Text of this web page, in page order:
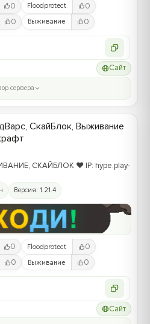
0 Floodprotect 0
0 Выживание 0
Сайт
сервера
СкайБлок, Выживание
СКАЙБЛОК ❤️ IP: hype.play-
Версия: 1.21.4
0 Floodprotect 0
0 Выживание 0
Сайт